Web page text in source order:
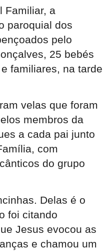
Familiar, a
paroquial dos
pelo
25 bebés
familiares, na tarde
velas que foram
membros da
a cada pai junto
com
do grupo
Delas é o
foi citando
Jesus evocou as
e chamou um